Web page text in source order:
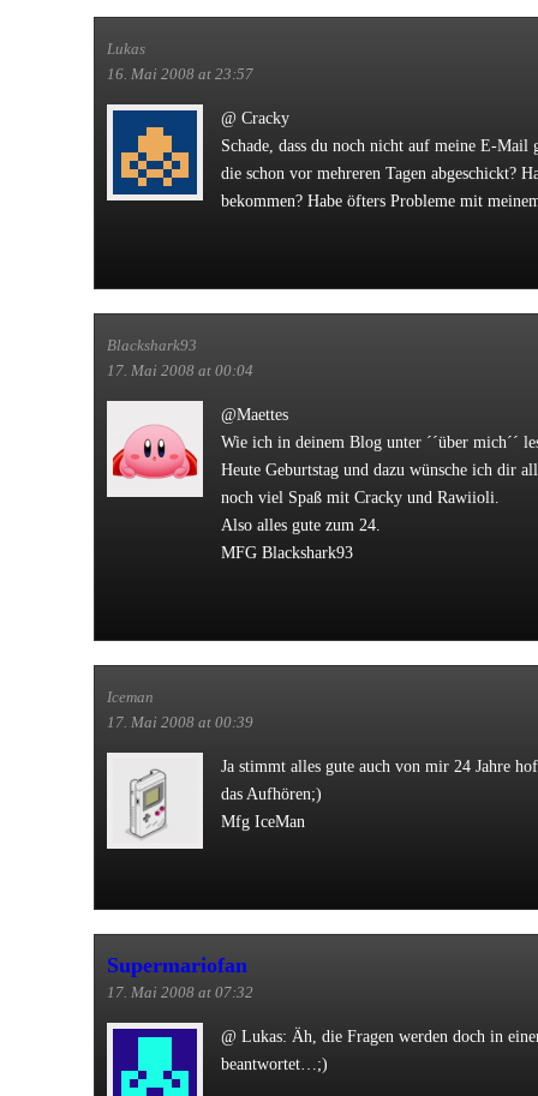
Lukas
16. Mai 2008 at 23:57
@ Cracky
Schade, dass du noch nicht auf meine E-Mail
die schon vor mehreren Tagen abgeschickt?
bekommen? Habe öfters Probleme mit
Blackshark93
17. Mai 2008 at 00:04
@Maettes
Wie ich in deinem Blog unter ´´über mich´´
Heute Geburtstag und dazu wünsche ich dir
noch viel Spaß mit Cracky und Rawiioli.
Also alles gute zum 24.
MFG Blackshark93
Iceman
17. Mai 2008 at 00:39
Ja stimmt alles gute auch von mir 24 Jahre
das Aufhören;)
Mfg IceMan
Supermariofan
17. Mai 2008 at 07:32
@ Lukas: Äh, die Fragen werden doch in
beantwortet…;)